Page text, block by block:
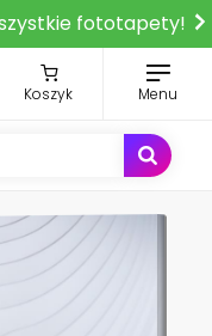
fototapety!
Koszyk Menu